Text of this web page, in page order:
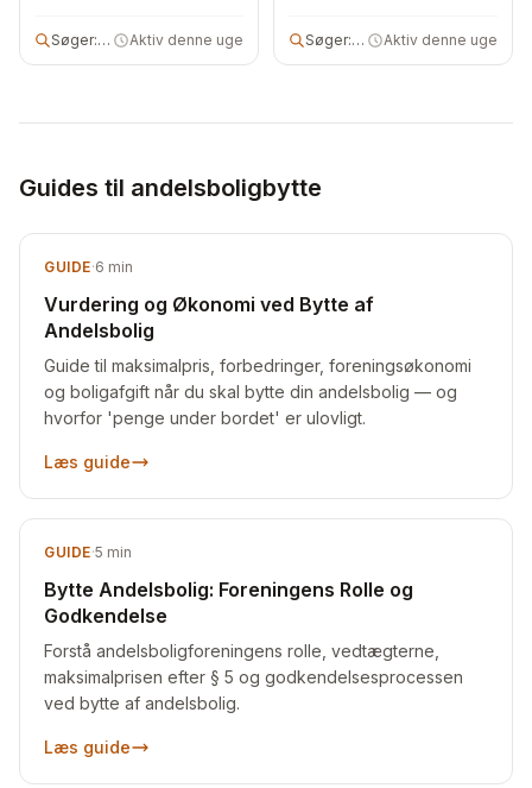
Søger:3 vær andelsbolig
Aktiv denne uge Søger:andels- eller ejerbolig
Aktiv denne uge
Guides til andelsboligbytte
GUIDE·6 min
Vurdering og Økonomi ved Bytte af
Andelsbolig
Guide til maksimalpris, forbedringer, foreningsøkonomi
og boligafgift når du skal bytte din andelsbolig — og
hvorfor 'penge under bordet' er ulovligt.
Læs guide
GUIDE·5 min
Bytte Andelsbolig: Foreningens Rolle og
Godkendelse
Forstå andelsboligforeningens rolle, vedtægterne,
maksimalprisen efter § 5 og godkendelsesprocessen
ved bytte af andelsbolig.
Læs guide